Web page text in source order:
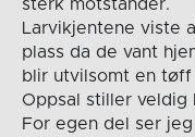
sterk motstander.
Larvikjentene viste
plass da de vant
blir utvilsomt en tøff
Oppsal stiller veldig
For egen del ser